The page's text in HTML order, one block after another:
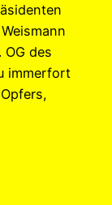
des
immerfort